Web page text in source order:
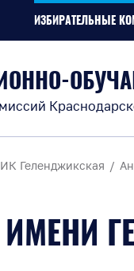
ИЗБИРАТЕЛЬНЫЕ
Геленджикская